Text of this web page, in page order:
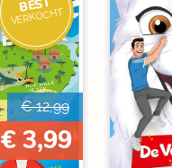
BEST
VERKOCHT
€ 12,99
€ 3,99